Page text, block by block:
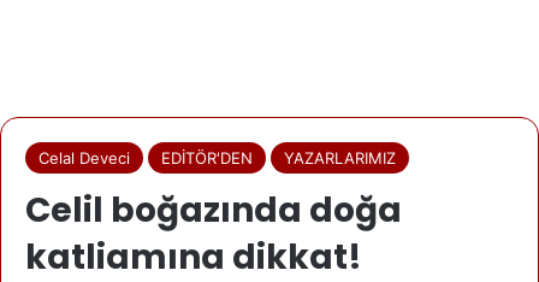
Celal Deveci EDİTÖR'DEN YAZARLARIMIZ
Celil boğazında doğa
katliamına dikkat!